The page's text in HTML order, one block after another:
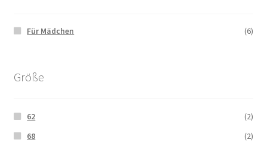
Für Mädchen (6)
Größe
62
(2)
68
(2)